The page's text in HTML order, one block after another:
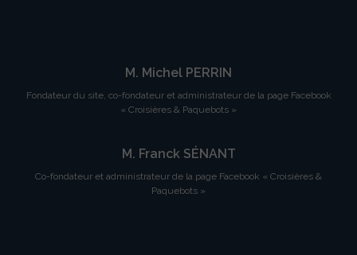
M. Michel PERRIN
Fondateur du site, co-fondateur et administrateur de la page Facebook
« Croisières & Paquebots »
M. Franck SÉNANT
Co-fondateur et administrateur de la page Facebook « Croisières &
Paquebots »